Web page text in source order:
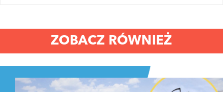
ZOBACZ RÓWNIEŻ